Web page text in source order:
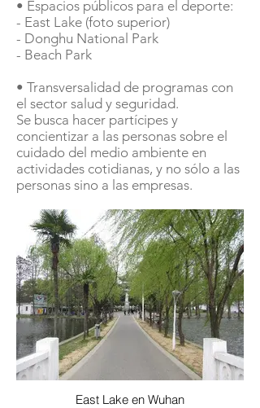
• Espacios públicos para el deporte:
- East Lake (foto superior)
- Donghu National Park
- Beach Park
• Transversalidad de programas con
el sector salud y seguridad.
Se busca hacer partícipes y
concientizar a las personas sobre el
cuidado del medio ambiente en
actividades cotidianas, y no sólo a las
personas sino a las empresas.
East Lake en Wuhan